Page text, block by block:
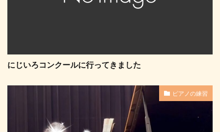
にじいろコンクールに行ってきました
ピアノの練習